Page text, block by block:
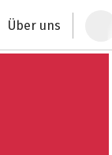
Über uns